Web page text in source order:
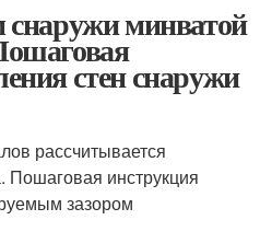
снаружи минватой
стен снаружи
рассчитывается
инструкция
зазором